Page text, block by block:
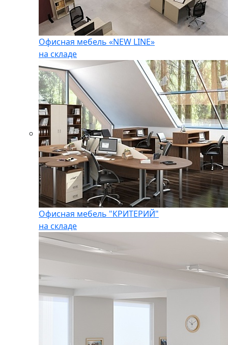
Офисная мебель «NEW LINE»
на складе
Офисная мебель "КРИТЕРИЙ"
на складе